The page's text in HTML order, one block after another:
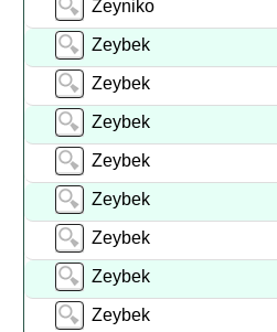
Zeyniko
Zeybek
Zeybek
Zeybek
Zeybek
Zeybek
Zeybek
Zeybek
Zeybek